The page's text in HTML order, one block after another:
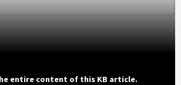
entire content of this KB article.